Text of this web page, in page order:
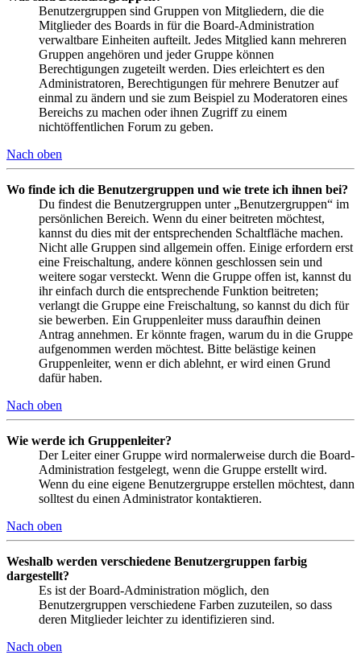
Benutzergruppen sind Gruppen von Mitgliedern, die die
Mitglieder des Boards in für die Board-Administration
verwaltbare Einheiten aufteilt. Jedes Mitglied kann mehreren
Gruppen angehören und jeder Gruppe können
Berechtigungen zugeteilt werden. Dies erleichtert es den
Administratoren, Berechtigungen für mehrere Benutzer auf
einmal zu ändern und sie zum Beispiel zu Moderatoren eines
Bereichs zu machen oder ihnen Zugriff zu einem
nichtöffentlichen Forum zu geben.
Nach oben
Wo finde ich die Benutzergruppen und wie trete ich ihnen bei?
Du findest die Benutzergruppen unter „Benutzergruppen“ im
persönlichen Bereich. Wenn du einer beitreten möchtest,
kannst du dies mit der entsprechenden Schaltfläche machen.
Nicht alle Gruppen sind allgemein offen. Einige erfordern erst
eine Freischaltung, andere können geschlossen sein und
weitere sogar versteckt. Wenn die Gruppe offen ist, kannst du
ihr einfach durch die entsprechende Funktion beitreten;
verlangt die Gruppe eine Freischaltung, so kannst du dich für
sie bewerben. Ein Gruppenleiter muss daraufhin deinen
Antrag annehmen. Er könnte fragen, warum du in die Gruppe
aufgenommen werden möchtest. Bitte belästige keinen
Gruppenleiter, wenn er dich ablehnt, er wird einen Grund
dafür haben.
Nach oben
Wie werde ich Gruppenleiter?
Der Leiter einer Gruppe wird normalerweise durch die Board-
Administration festgelegt, wenn die Gruppe erstellt wird.
Wenn du eine eigene Benutzergruppe erstellen möchtest, dann
solltest du einen Administrator kontaktieren.
Nach oben
Weshalb werden verschiedene Benutzergruppen farbig
dargestellt?
Es ist der Board-Administration möglich, den
Benutzergruppen verschiedene Farben zuzuteilen, so dass
deren Mitglieder leichter zu identifizieren sind.
Nach oben